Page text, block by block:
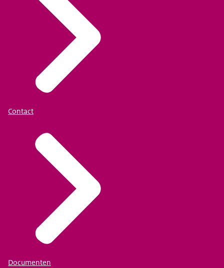
Contact
Documenten